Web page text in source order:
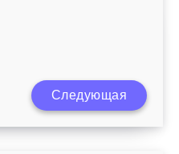
Следующая